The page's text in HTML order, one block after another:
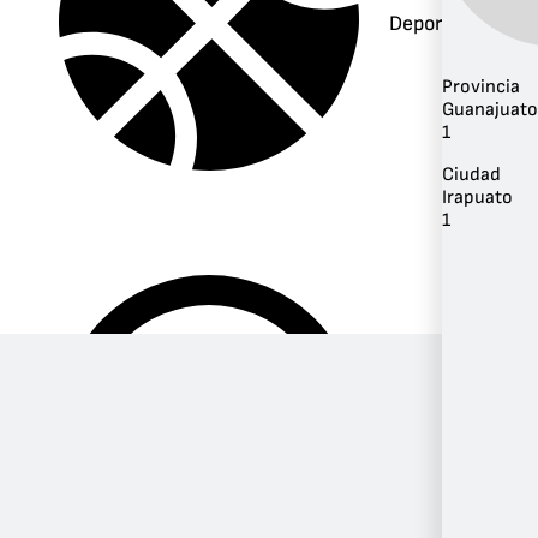
Deportes
Provincia
Guanajuato
1
Ciudad
Irapuato
1